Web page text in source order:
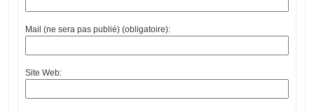
Mail (ne sera pas publié) (obligatoire):
Site Web: